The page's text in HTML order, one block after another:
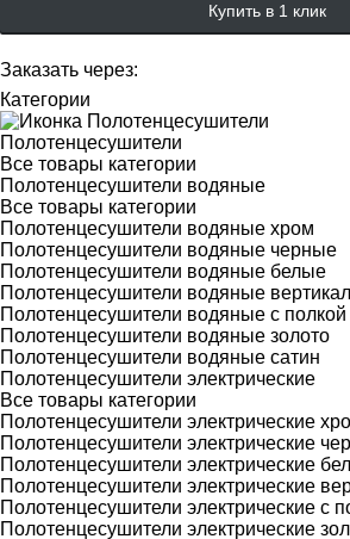
Купить в 1 клик
Заказать через:
Категории
Полотенцесушители
Все товары категории
Полотенцесушители водяные
Все товары категории
Полотенцесушители водяные хром
Полотенцесушители водяные черные
Полотенцесушители водяные белые
Полотенцесушители водяные
Полотенцесушители водяные с полкой
Полотенцесушители водяные золото
Полотенцесушители водяные сатин
Полотенцесушители электрические
Все товары категории
Полотенцесушители электрические
Полотенцесушители электрические
Полотенцесушители электрические
Полотенцесушители электрические
Полотенцесушители электрические с
Полотенцесушители электрические